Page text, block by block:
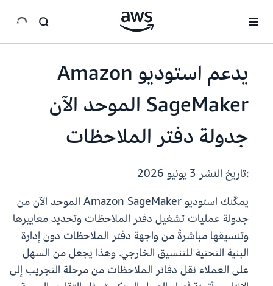
يدعم استوديو Amazon
SageMaker الموحد الآن
جدولة دفتر الملاحظات
:تاريخ النشر
يمكّنك استوديو Amazon SageMaker الموحد الآن من
جدولة عمليات تشغيل دفتر الملاحظات وتحديد معاييرها
وتنسيقها مباشرةً من واجهة دفتر الملاحظات دون إدارة
البنية التحتية للتنسيق الخارجي. وهذا يجعل من السهل
على العملاء نقل دفاتر الملاحظات من مرحلة التجريب إلى